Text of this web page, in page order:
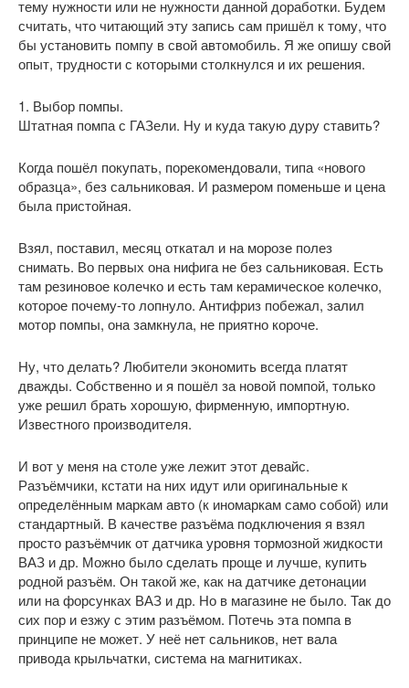
тему нужности или не нужности данной доработки. Будем
считать, что читающий эту запись сам пришёл к тому, что
бы установить помпу в свой автомобиль. Я же опишу свой
опыт, трудности с которыми столкнулся и их решения.
1. Выбор помпы.
Штатная помпа с ГАЗели. Ну и куда такую дуру ставить?
Когда пошёл покупать, порекомендовали, типа «нового
образца», без сальниковая. И размером поменьше и цена
была пристойная.
Взял, поставил, месяц откатал и на морозе полез
снимать. Во первых она нифига не без сальниковая. Есть
там резиновое колечко и есть там керамическое колечко,
которое почему-то лопнуло. Антифриз побежал, залил
мотор помпы, она замкнула, не приятно короче.
Ну, что делать? Любители экономить всегда платят
дважды. Собственно и я пошёл за новой помпой, только
уже решил брать хорошую, фирменную, импортную.
Известного производителя.
И вот у меня на столе уже лежит этот девайс.
Разъёмчики, кстати на них идут или оригинальные к
определённым маркам авто (к иномаркам само собой) или
стандартный. В качестве разъёма подключения я взял
просто разъёмчик от датчика уровня тормозной жидкости
ВАЗ и др. Можно было сделать проще и лучше, купить
родной разъём. Он такой же, как на датчике детонации
или на форсунках ВАЗ и др. Но в магазине не было. Так до
сих пор и езжу с этим разъёмом. Потечь эта помпа в
принципе не может. У неё нет сальников, нет вала
привода крыльчатки, система на магнитиках.